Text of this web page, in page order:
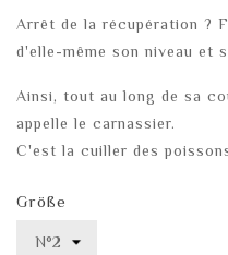
Arrêt de la récupération ?
d'elle-même son niveau et
Ainsi, tout au long de sa
appelle le carnassier.
C'est la cuiller des
Größe